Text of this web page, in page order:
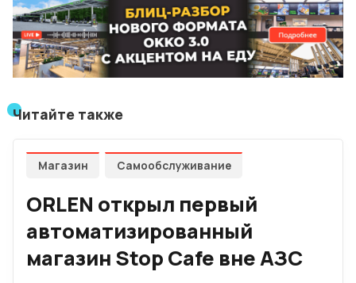
Читайте также
Магазин Самообслуживание
ORLEN открыл первый
автоматизированный
магазин Stop Cafe вне АЗС